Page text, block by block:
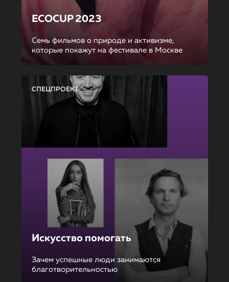
ECOCUP 2023
Семь фильмов о природе и активизме,
которые покажут на фестивале в Москве
СПЕЦПРОЕКТ
Искусство помогать
Зачем успешные люди занимаются
благотворительностью